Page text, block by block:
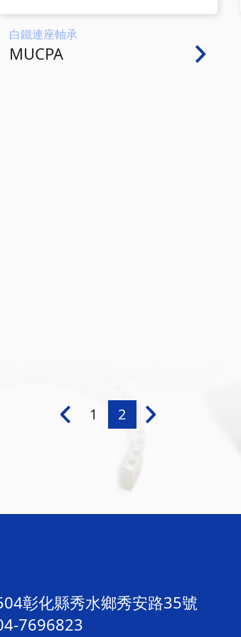
白鐵連座軸承
MUCPA
1 2
彰化縣秀水鄉秀安路35號
7696823